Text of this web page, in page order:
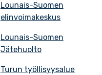
Lounais-Suomen
elinvoimakeskus
Lounais-Suomen
Jätehuolto
Turun työllisyysalue